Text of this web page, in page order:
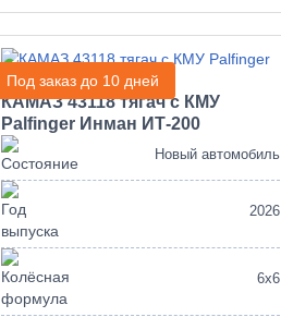
Под заказ до 10 дней
КАМАЗ 43118 тягач с КМУ
Palfinger Инман ИТ-200
Новый автомобиль
2026
6х6